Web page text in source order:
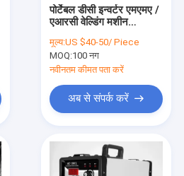
पोर्टेबल डीसी इन्वर्टर एमएमए /
एआरसी वेल्डिंग मशीन
घरेलू उपयोग के लिए
मूल्य:US $40-50/ Piece
MOQ:100 नग
नवीनतम कीमत पता करें
अब से संपर्क करें